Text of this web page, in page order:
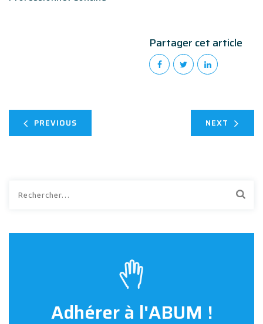
Partager cet article
PREVIOUS NEXT
Adhérer à l'ABUM !